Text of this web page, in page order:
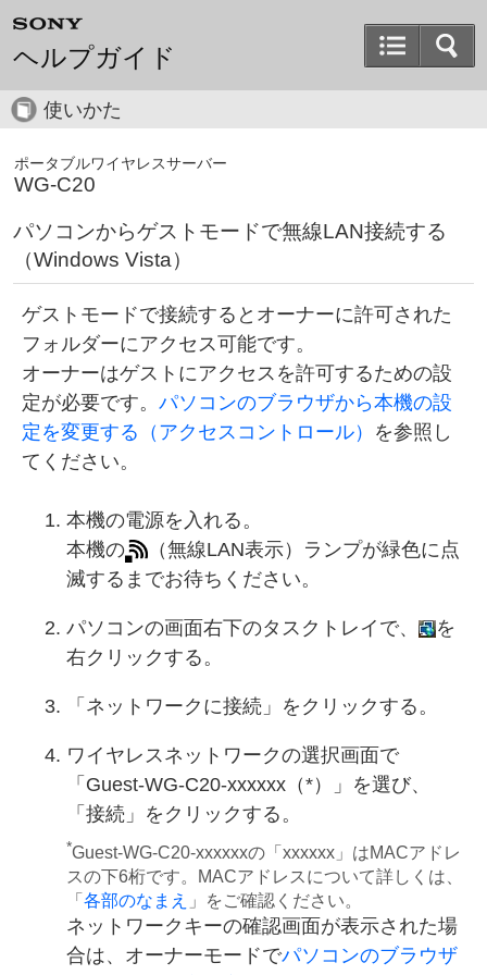
ヘルプガイド
使いかた
ポータブルワイヤレスサーバー
WG-C20
パソコンからゲストモードで無線LAN接続する
（Windows Vista）
ゲストモードで接続するとオーナーに許可された
フォルダーにアクセス可能です。
オーナーはゲストにアクセスを許可するための設
定が必要です。 パソコンのブラウザから本機の設
定を変更する（アクセスコントロール） を参照し
てください。
本機の電源を入れる。
本機の
（無線LAN表示）ランプが緑色に点
滅するまでお待ちください。
パソコンの画面右下のタスクトレイで、
を
右クリックする。
「ネットワークに接続」をクリックする。
ワイヤレスネットワークの選択画面で
「Guest-WG-C20-xxxxxx（*）」を選び、
「接続」をクリックする。
*Guest-WG-C20-xxxxxxの「xxxxxx」はMACアドレ
スの下6桁です。MACアドレスについて詳しくは、
「各部のなまえ 」をご確認ください。
ネットワークキーの確認画面が表示された場
合は、オーナーモードでパソコンのブラウザ